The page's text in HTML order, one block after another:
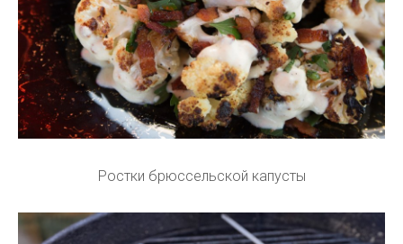
Ростки брюссельской капусты